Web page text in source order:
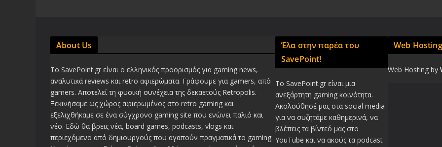
About Us
Το SavePoint.gr είναι ο ελληνικός προορισμός για gaming news,
αναλυτικά reviews και retro αφιερώματα. Γράφουμε για gamers, από
gamers. Αποτελεί τη φυσική συνέχεια της δεκαετούς Retropolis.
Ξεκινήσαμε ως χώρος αφιερωμένος στο retro gaming και
εξελιχθήκαμε σε ένα σύγχρονο gaming site που ενώνει παλιό και
νέο. Εδώ θα βρεις νέα, board games, podcasts, vlogs και
περιεχόμενο από δημιουργούς που αγαπούν πραγματικά το gaming.
Έλα στην παρέα του
SavePoint!
Το SavePoint.gr είναι μια
ανεξάρτητη gaming κοινότητα.
Ακολούθησέ μας στα social media
για να συζητάμε καθημερινά, να
βλέπεις τα βίντεό μας στο
YouTube και να ακούς τα podcast
Web Hosting
Web Hosting by